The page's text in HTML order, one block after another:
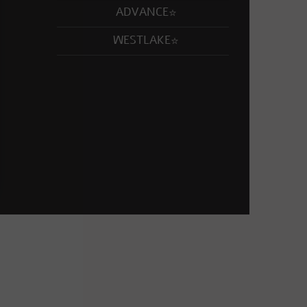
ADVANCE
WESTLAKE